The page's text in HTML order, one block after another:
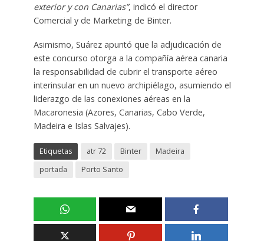
exterior y con Canarias”, indicó el director
Comercial y de Marketing de Binter.
Asimismo, Suárez apuntó que la adjudicación de
este concurso otorga a la compañía aérea canaria
la responsabilidad de cubrir el transporte aéreo
interinsular en un nuevo archipiélago, asumiendo el
liderazgo de las conexiones aéreas en la
Macaronesia (Azores, Canarias, Cabo Verde,
Madeira e Islas Salvajes).
Etiquetas atr 72 Binter
Madeira
portada
Porto Santo